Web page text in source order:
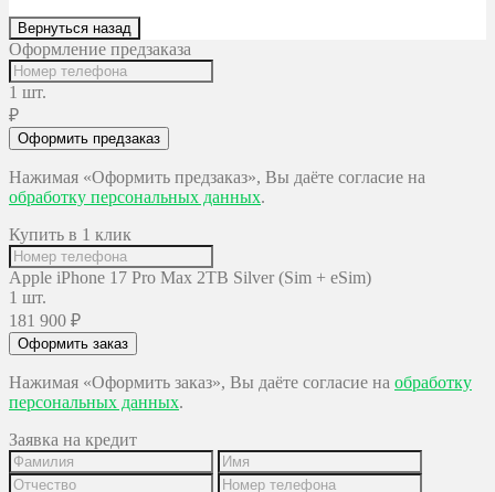
Вернуться назад
Оформление предзаказа
1 шт.
₽
Оформить предзаказ
Нажимая «Оформить предзаказ», Вы даёте согласие на
обработку персональных данных.
Купить в 1 клик
Apple iPhone 17 Pro Max 2TB Silver (Sim + eSim)
1 шт.
181 900 ₽
Оформить заказ
Нажимая «Оформить заказ», Вы даёте согласие на обработку
персональных данных.
Заявка на кредит